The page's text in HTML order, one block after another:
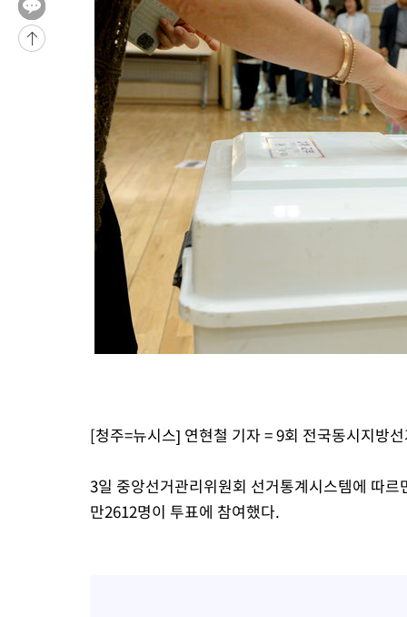
2시간 전 >
[속보]합참 "北 발사체는 단거리탄도미사일…감시·경계태세 강
2시간 전 >
日방위성, 北이 동해로 쏜 발사체는 탄도미사일 가능성
[속보] SKT, 에이닷 서비스 장애 발생…"원인 파악 중"
[속보]합참 "북, 동해상으로 미상 발사체 발사"
'낮 최고 39도' 불볕더위…한밤 열대야도 계속[내일날씨]
[속보]7~9일 프로야구 3연전도 폭염 취소…11일 재개
"韓 외환시장 개입 관측 배경엔 美의 대한국 무역적자 있어"
'월드컵 탈락 후폭풍' 축구협회…초유의 압수수색에 '충격·당황'
서울 낮 37.9도, 올여름 최고치 경신…영등포 순간 '40도'
[속보]종합특검, 대검 추가 압수수색…내란 중요임무종사 혐의
[속보]코스닥, 800p 회복…0.26% 오른 801.67 마감
[속보]코스피, 301.88포인트(4.58%) 내린 6296.38 마감
[속보]원·달러 환율, 0.7원 내린 1423.8원 마감
"여기 떨어졌다"…다누리, 스페이스X 로켓 달 충돌 흔적 포착
[청주=뉴시스] 연현철 기자 = 9회 전국동시지방
3일 중앙선거관리위원회 선거통계시스템에 따
만2612명이 투표에 참여했다.